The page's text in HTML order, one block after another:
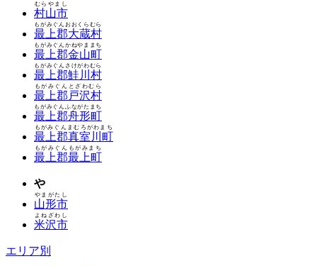
村山市
むらやまし
最上郡大蔵村
もがみぐんおおくらむら
最上郡金山町
もがみぐんかねやままち
最上郡鮭川村
もがみぐんさけがわむら
最上郡戸沢村
もがみぐんとざわむら
最上郡舟形町
もがみぐんふながたまち
最上郡真室川町
もがみぐんまむろがわまち
最上郡最上町
もがみぐんもがみまち
や
山形市
やまがたし
米沢市
よねざわし
エリア別